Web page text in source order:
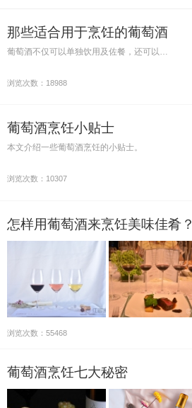
那些适合用于烹饪的葡萄酒
葡萄酒不仅可以单独饮用及佐餐，还可以…
浏览次数：18988
葡萄酒烹饪小贴士
本文介绍一些葡萄酒烹饪的小贴士。
浏览次数：10307
怎样用葡萄酒来烹饪美味佳肴？
浏览次数：55468
葡萄酒烹饪七大秘密